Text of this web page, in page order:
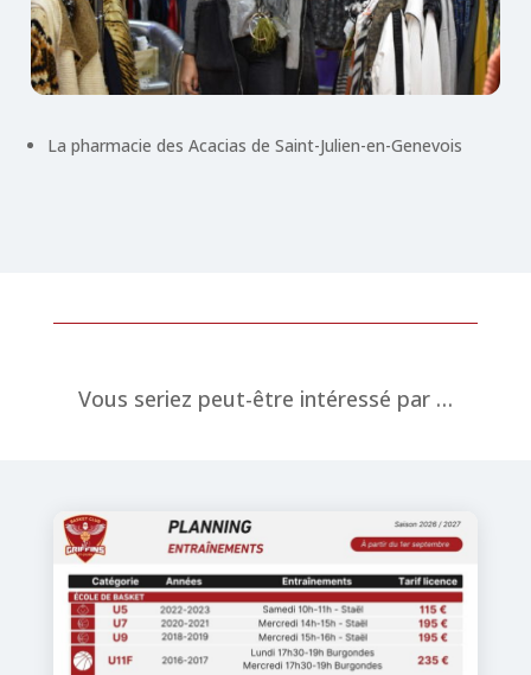
La pharmacie des Acacias de Saint-Julien-en-Genevois
Vous seriez peut-être intéressé par …